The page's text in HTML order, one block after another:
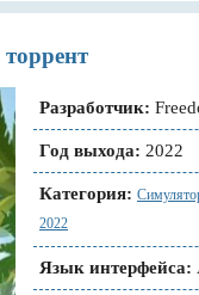
Разработчик:
Год выхода: 2022
Категория:
2022
Язык интерфейса: